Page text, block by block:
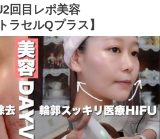
回目レポ美容
ラセルQプラス】